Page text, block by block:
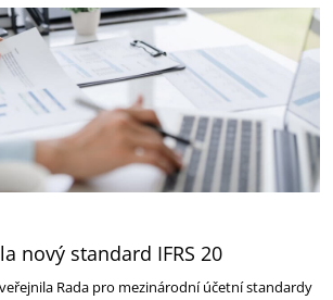
nový standard IFRS 20
Rada pro mezinárodní účetní standardy